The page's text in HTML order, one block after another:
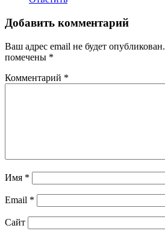
Добавить комментарий
Ваш адрес email не будет опубликован.
помечены *
Комментарий *
Имя *
Email *
Сайт